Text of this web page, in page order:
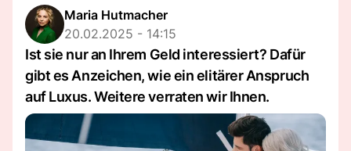
Maria Hutmacher
20.02.2025 - 14:15
Ist sie nur an Ihrem Geld interessiert? Dafür
gibt es Anzeichen, wie ein elitärer Anspruch
auf Luxus. Weitere verraten wir Ihnen.